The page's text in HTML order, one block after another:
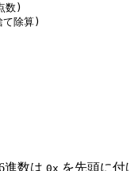
数)
除算)
進数は 0x を先頭に付